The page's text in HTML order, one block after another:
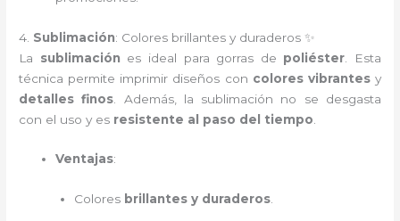
4. Sublimación: Colores brillantes y duraderos ✨
La sublimación es ideal para gorras de poliéster . Esta
técnica permite imprimir diseños con colores vibrantesy
detalles finos . Además, la sublimación no se desgasta
con el uso y es resistente al paso del tiempo
Ventajas:
Colores brillantes y duraderos.